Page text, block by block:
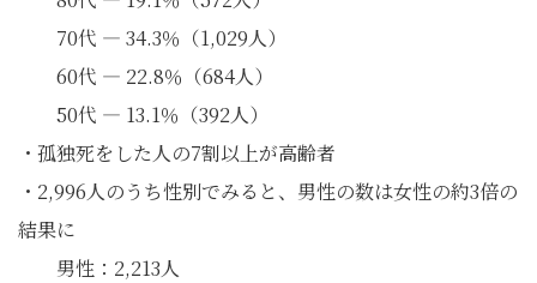
70代 ― 34.3％（1,029人）
60代 ― 22.8％（684人）
50代 ― 13.1％（392人）
・孤独死をした人の7割以上が高齢者
・2,996人のうち性別でみると、男性の数は女性の約3倍の
結果に
男性：2,213人